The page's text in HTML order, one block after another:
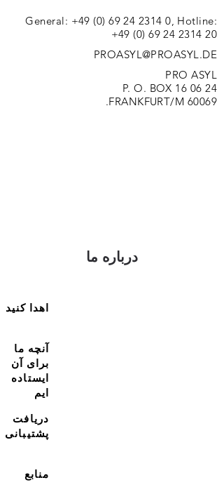
General: +49 (0) 69 24 2314 0, Hotline:
+49 (0) 69 24 2314 20
PROASYL@PROASYL.DE
PRO ASYL
P. O. BOX 16 06 24
60069 FRANKFURT/M.
درباره ما
اهدا کنید
آنچه ما
برای آن
ایستاده
ایم
دریافت
پشتیبانی
منابع